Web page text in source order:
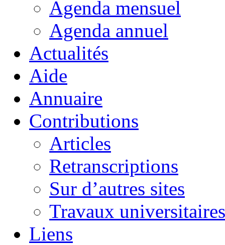
Agenda mensuel
Agenda annuel
Actualités
Aide
Annuaire
Contributions
Articles
Retranscriptions
Sur d’autres sites
Travaux universitaires
Liens